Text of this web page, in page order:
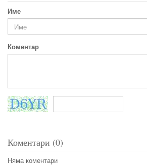
Име
Коментар
Коментари (0)
Няма коментари